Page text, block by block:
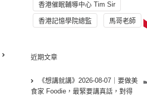
香港催眠輔導中心 Tim Sir
香港記憶學院總監 馬哥老師
近期文章
《想講就講》2026-08-07｜要做美
食家 Foodie，最緊要講真話，對得